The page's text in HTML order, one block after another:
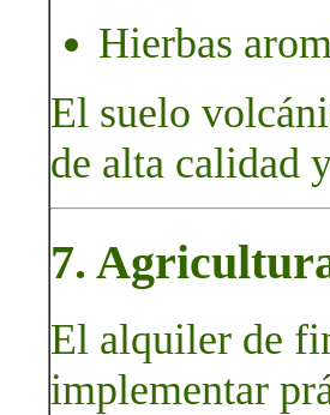
Hierbas
El suelo
de alta calidad
7.
El alquiler de
implementar